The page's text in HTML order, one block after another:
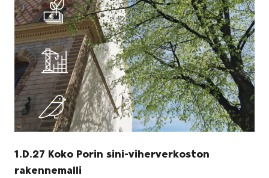
1.D.27 Koko Porin sini-viherverkoston
rakennemalli